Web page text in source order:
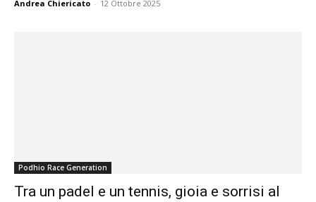
Andrea Chiericato - 12 Ottobre 2025
Podhio Race Generation
Tra un padel e un tennis, gioia e sorrisi al